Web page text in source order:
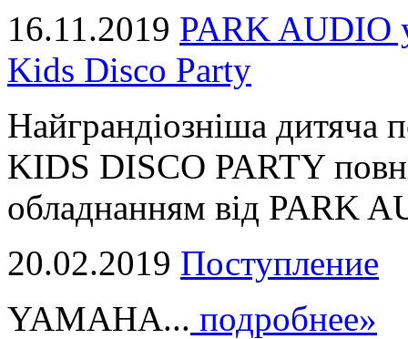
16.11.2019 PARK AUDIO
Kids Disco Party
Найграндіозніша дитяча
KIDS DISCO PARTY
обладнанням від PARK
20.02.2019 Поступление
YAMAHA... подробнее»